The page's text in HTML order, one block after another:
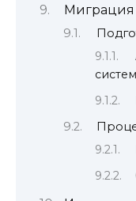
Миграция